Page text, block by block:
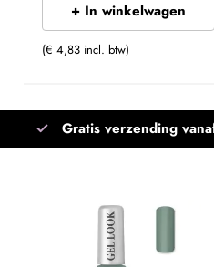
+ In winkelwagen
(€ 4,83 incl. btw)
Gratis verzending